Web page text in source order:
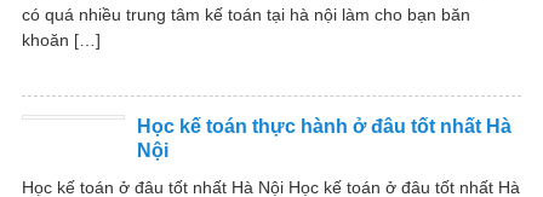
có quá nhiều trung tâm kế toán tại hà nội làm cho bạn băn
khoăn […]
Học kế toán thực hành ở đâu tốt nhất Hà
Nội
Học kế toán ở đâu tốt nhất Hà Nội Học kế toán ở đâu tốt nhất Hà